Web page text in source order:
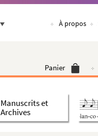
À propos
Panier
Manuscrits et
Archives